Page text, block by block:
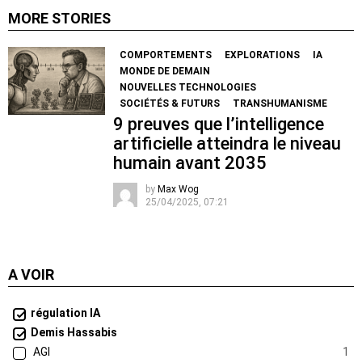
MORE STORIES
COMPORTEMENTS EXPLORATIONS
IA
MONDE DE DEMAIN
NOUVELLES TECHNOLOGIES
SOCIÉTÉS & FUTURS
TRANSHUMANISME
9 preuves que l’intelligence
artificielle atteindra le niveau
humain avant 2035
by Max Wog
25/04/2025, 07:21
A VOIR
régulation IA
Demis Hassabis
AGI
1